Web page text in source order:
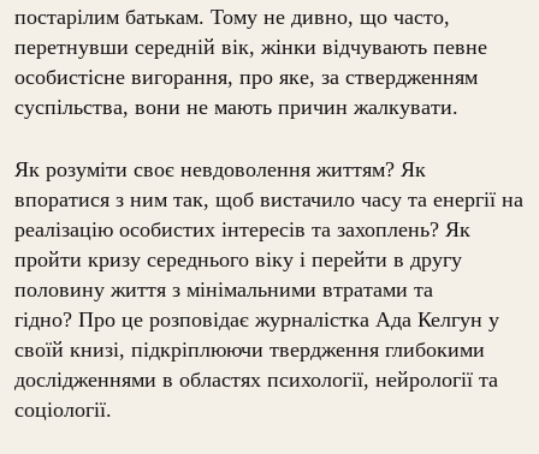
постарілим батькам. Тому не дивно, що часто,
перетнувши середній вік, жінки відчувають певне
особистісне вигорання, про яке, за ствердженням
суспільства, вони не мають причин жалкувати.
Як розуміти своє невдоволення життям? Як
впоратися з ним так, щоб вистачило часу та енергії на
реалізацію особистих інтересів та захоплень? Як
пройти кризу середнього віку і перейти в другу
половину життя з мінімальними втратами та
гідно? Про це розповідає журналістка Ада Келгун у
своїй книзі, підкріплюючи твердження глибокими
дослідженнями в областях психології, нейрології та
соціології.